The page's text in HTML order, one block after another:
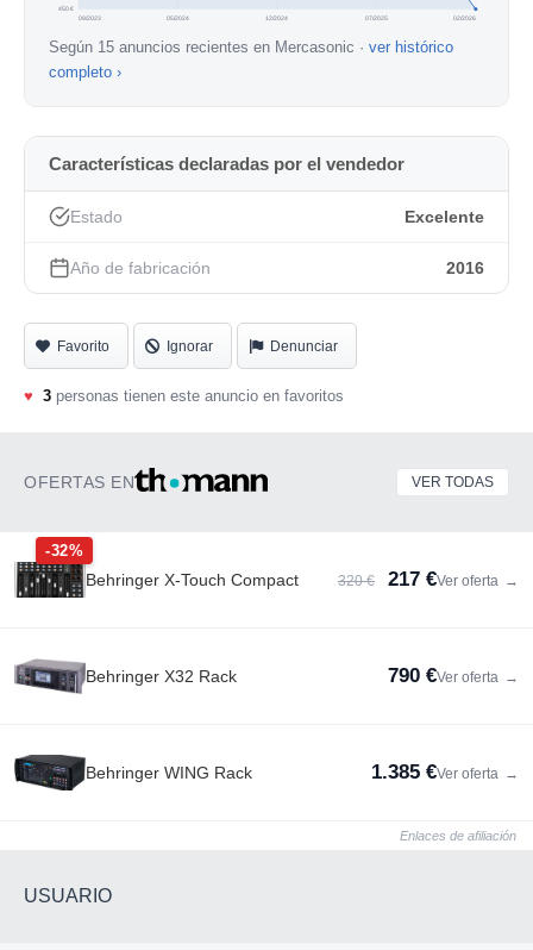
450 €
09/2023 05/2024 12/2024 07/2025 02/2026
Según 15 anuncios recientes en Mercasonic · ver histórico
completo ›
Características declaradas por el vendedor
Estado Excelente
Año de fabricación 2016
Favorito Ignorar Denunciar
♥ 3 personas tienen este anuncio en favoritos
OFERTAS EN VER TODAS
-32%
Behringer X-Touch Compact 320 € 217 €Ver oferta →
Behringer X32 Rack 790 €Ver oferta →
Behringer WING Rack 1.385 €Ver oferta →
Enlaces de afiliación
USUARIO